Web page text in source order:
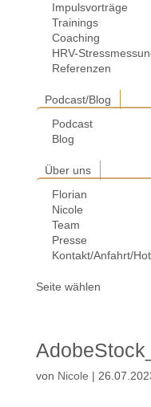
Impulsvorträge
Trainings
Coaching
HRV-
Referenzen
Podcast/Blog
Podcast
Blog
Über uns
Florian
Nicole
Team
Presse
Kontakt/Anfahrt/
Seite wählen
von Nicole |